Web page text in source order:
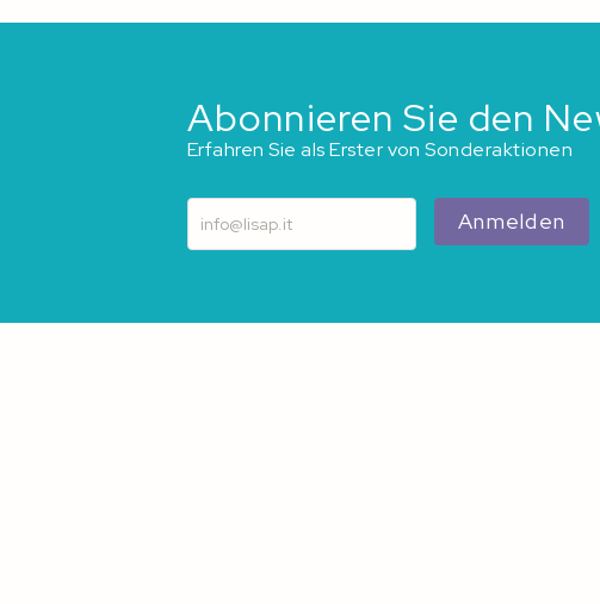
Abonnieren Sie den
Erfahren Sie als Erster von Sonderaktionen
Anmelden